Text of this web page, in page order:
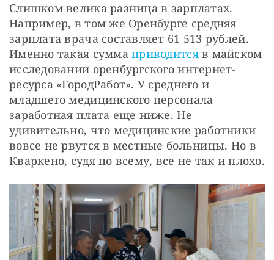
Слишком велика разница в зарплатах.
Например, в том же Оренбурге средняя
зарплата врача составляет 61 513 рублей.
Именно такая сумма приводится в майском
исследовании оренбургского интернет-
ресурса «ГородРабот». У среднего и
младшего медицинского персонала
заработная плата еще ниже. Не
удивительно, что медицинские работники
вовсе не рвутся в местные больницы. Но в
Кваркено, судя по всему, все не так и плохо.